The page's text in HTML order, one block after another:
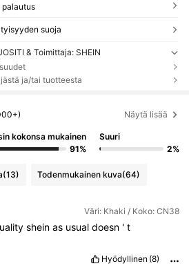
suoja
& Toimittaja: SHEIN
ja/tai tuotteesta
Näytä lisää
kokonsa mukainen
91%
Suuri
2%
(13) Todenmukainen kuva(64)
Väri: Khaki / Koko: CN38
sheinas usualdoesn 't
Hyödyllinen (8)